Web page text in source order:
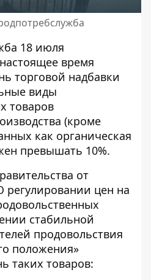
18 июля
время
торговой надбавки
виды
товаров
(кроме
как органическая
превышать 10%.
от
регулировании цен на
стабильной
продовольствия
положения»
таких товаров: